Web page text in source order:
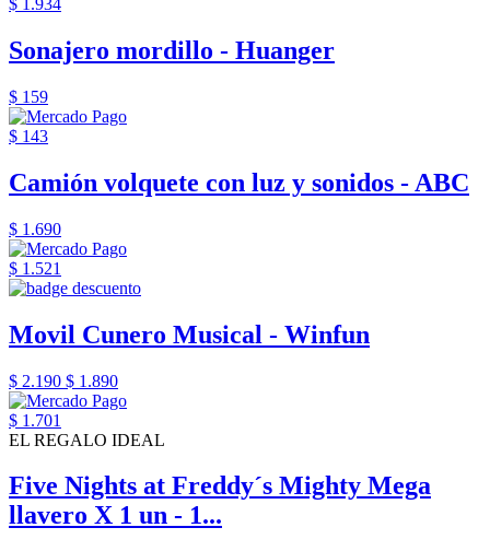
$ 1.934
Sonajero mordillo - Huanger
$ 159
$ 143
Camión volquete con luz y sonidos - ABC
$ 1.690
$ 1.521
Movil Cunero Musical - Winfun
$ 2.190 $ 1.890
$ 1.701
EL REGALO IDEAL
Five Nights at Freddy´s Mighty Mega
llavero X 1 un - 1...